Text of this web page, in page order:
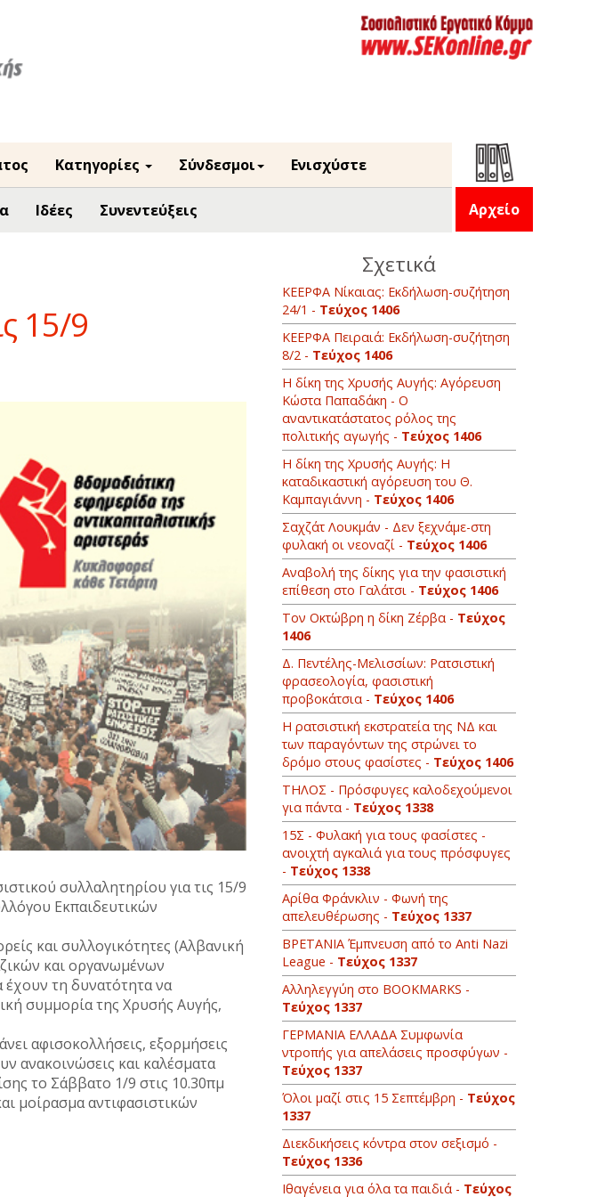
Κατηγορίες Σύνδεσμοι Ενισχύστε
Ιδέες Συνεντεύξεις Αρχείο
15/9
συλλαλητηρίου για τις 15/9
Εκπαιδευτικών
και συλλογικότητες (Αλβανική
και οργανωμένων
έχουν τη δυνατότητα να
συμμορία της Χρυσής Αυγής,
αφισοκολλήσεις, εξορμήσεις
ανακοινώσεις και καλέσματα
το Σάββατο 1/9 στις 10.30πμ
μοίρασμα αντιφασιστικών
Σχετικά
ΚΕΕΡΦΑ Νίκαιας: Εκδήλωση-συζήτηση
24/1 - Τεύχος 1406
ΚΕΕΡΦΑ Πειραιά: Εκδήλωση-συζήτηση
8/2 - Τεύχος 1406
Η δίκη της Χρυσής Αυγής: Αγόρευση
Κώστα Παπαδάκη - Ο
αναντικατάστατος ρόλος της
πολιτικής αγωγής - Τεύχος 1406
Η δίκη της Χρυσής Αυγής: H
καταδικαστική αγόρευση του Θ.
Καμπαγιάννη - Τεύχος 1406
Σαχζάτ Λουκμάν - Δεν ξεχνάμε-στη
φυλακή οι νεοναζί - Τεύχος 1406
Αναβολή της δίκης για την φασιστική
επίθεση στο Γαλάτσι - Τεύχος 1406
Τον Οκτώβρη η δίκη Ζέρβα - Τεύχος
1406
Δ. Πεντέλης-Μελισσίων: Ρατσιστική
φρασεολογία, φασιστική
προβοκάτσια - Τεύχος 1406
Η ρατσιστική εκστρατεία της ΝΔ και
των παραγόντων της στρώνει το
δρόμο στους φασίστες - Τεύχος 1406
ΤΗΛΟΣ - Πρόσφυγες καλοδεχούμενοι
για πάντα - Τεύχος 1338
15Σ - Φυλακή για τους φασίστες -
ανοιχτή αγκαλιά για τους πρόσφυγες
- Τεύχος 1338
Αρίθα Φράνκλιν - Φωνή της
απελευθέρωσης - Τεύχος 1337
BΡETANIA Έμπνευση από το Anti Nazi
League - Τεύχος 1337
Αλληλεγγύη στο ΒOOKMARKS -
Τεύχος 1337
ΓΕΡΜΑΝΙΑ ΕΛΛΑΔΑ Συμφωνία
ντροπής για απελάσεις προσφύγων -
Τεύχος 1337
Όλοι μαζί στις 15 Σεπτέμβρη - Τεύχος
1337
Διεκδικήσεις κόντρα στον σεξισμό -
Τεύχος 1336
Ιθαγένεια για όλα τα παιδιά - Τεύχος